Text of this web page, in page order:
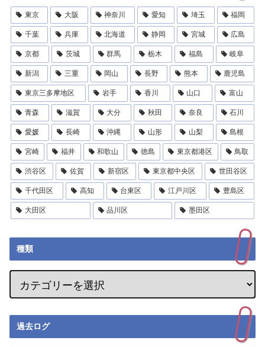
東京 大阪 神奈川 愛知 埼玉 福岡
千葉 兵庫 北海道 静岡 宮城 広島
京都 茨城 群馬 栃木 福島 岐阜
新潟 三重 岡山 長野 熊本 鹿児島
東京三多摩地区 岩手 香川 山口 富山
青森 滋賀 大分 秋田 奈良 石川
愛媛 長崎 沖縄 山形 山梨 島根
宮崎 福井 和歌山 徳島 東京都港区 鳥取
渋谷区 佐賀 新宿区 東京都中央区 世田谷区
千代田区 高知 台東区 江戸川区 豊島区
大田区 品川区 墨田区
種類
過去ログ